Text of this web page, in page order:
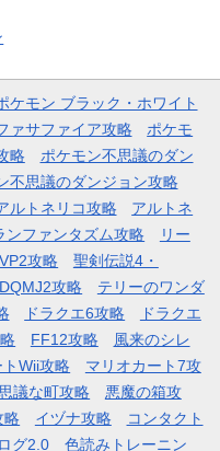
ケモン ブラック・ホワイト
ァサファイア攻略
ポケモ
略
ポケモン不思議のダン
不思議のダンジョン攻略
ルトネリコ攻略
アルトネ
ンファンタズム攻略
リー
VP2攻略
聖剣伝説4・
DQMJ2攻略
テリーのワンダ
ドラクエ6攻略
ドラクエ
FF12攻略
風来のシレ
Wii攻略
マリオカート7攻
議な町攻略
悪魔の箱攻
略 イヅナ攻略
コンタクト
グ2.0 色読みトレーニン